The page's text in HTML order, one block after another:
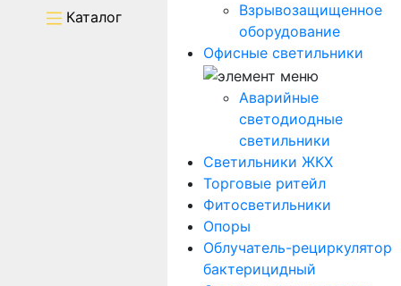
Каталог
Взрывозащищенное
оборудование
Офисные светильники
Аварийные
светодиодные
светильники
Светильники ЖКХ
Торговые ритейл
Фитосветильники
Опоры
Облучатель-рециркулятор
бактерицидный